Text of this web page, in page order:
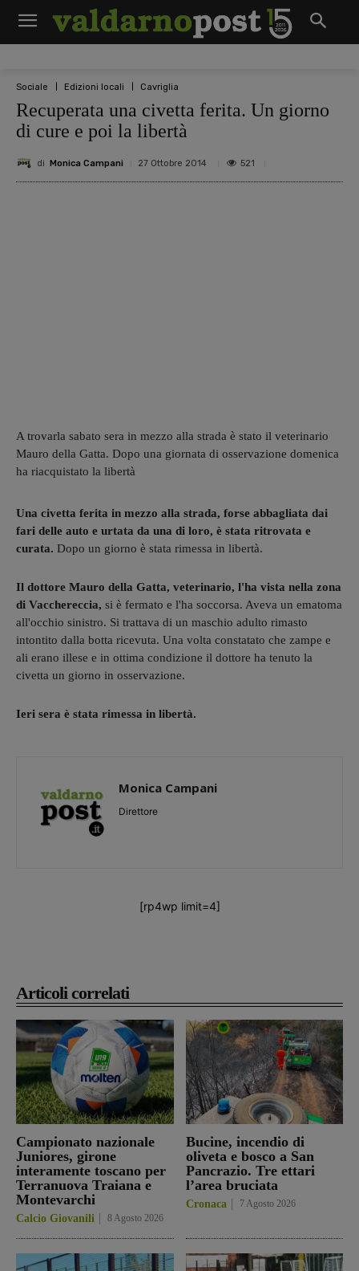
Sociale Edizioni locali Cavriglia
Recuperata una civetta ferita. Un giorno
di cure e poi la libertà
di Monica Campani 27 Ottobre 2014 521
Articoli correlati
Campionato nazionale
Juniores, girone
interamente toscano per
Terranuova Traiana e
Montevarchi
Calcio Giovanili 8 Agosto 2026
Bucine, incendio di
oliveta e bosco a San
Pancrazio. Tre ettari
l’area bruciata
Cronaca 7 Agosto 2026
A trovarla sabato sera in mezzo alla strada è stato il veterinario
Mauro della Gatta. Dopo una giornata di osservazione domenica
ha riacquistato la libertà
Una civetta ferita in mezzo alla strada, forse abbagliata dai
fari delle auto e urtata da una di loro, è stata ritrovata e
curata. Dopo un giorno è stata rimessa in libertà.
Il dottore Mauro della Gatta, veterinario, l'ha vista nella zona
di Vacchereccia, si è fermato e l'ha soccorsa. Aveva un ematoma
all'occhio sinistro. Si trattava di un maschio adulto rimasto
intontito dalla botta ricevuta. Una volta constatato che zampe e
ali erano illese e in ottima condizione il dottore ha tenuto la
civetta un giorno in osservazione.
Ieri sera è stata rimessa in libertà.
Monica Campani
Direttore
[rp4wp limit=4]